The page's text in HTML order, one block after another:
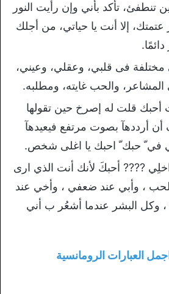
تأكد بأني وإن رأيت النور
إلا أنت يا حياتي، من أجلك
فى قلبي، وعقلي، وعيني،
والحب غايته، ومطلبه.
قلت له إصرخ حين تقولها
أن أرددهآ بصوت مرتفع فيعيدهآ
في ّ حبك ّ احبك يا اغلى شخص.
???? ﺃﺣﺒﻚَ ﻷﻧﻚ ﺃﻧﺖ ﺍﻟﺬﻱ ﺍﺭﻯ
، ﻭﺃﺑﻲ ﻋﻨﺪ ﺿﻌﻔﻲ ، ﻭﺃﺧﻲ ﻋﻨﺪ
ﻭﻛﻞ ﺍﻟﺒﺸﺮ ﻋﻨﺪﻣﺎ ﺃﺷﻌُﺮ ﺏ ﺃﻧﻲ
اجمل العبارات الرومانسية